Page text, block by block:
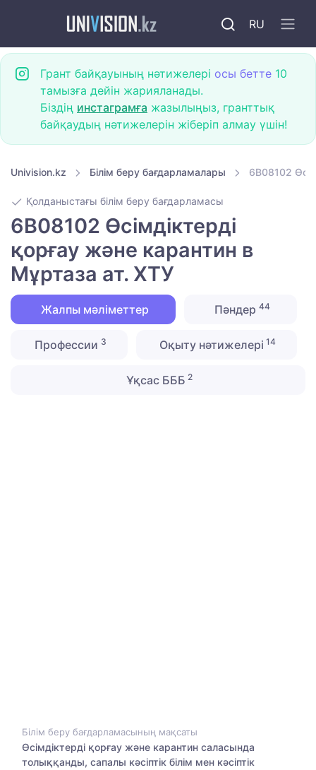
RU
Грант байқауының нәтижелері осы бетте 10
тамызға дейін жарияланады.
Біздің инстаграмға жазылыңыз, гранттық
байқаудың нәтижелерін жіберіп алмау үшін!
Univision.kz Білім беру бағдарламалары 6B08102
Қолданыстағы білім беру бағдарламасы
6B08102 Өсімдіктерді
қорғау және карантин в
Мұртаза ат. ХТУ
Жалпы мәліметтер Пәндер 44
Профессии 3 Оқыту нәтижелері 14
Ұқсас БББ 2
Білім беру бағдарламасының мақсаты
Өсімдіктерді қорғау және карантин саласында
толыққанды, сапалы кәсіптік білім мен кәсіптік